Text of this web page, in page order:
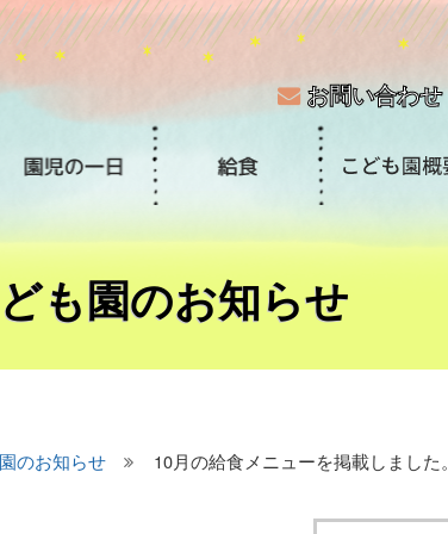
お問い合わせ
も園のお知らせ
のお知らせ 10月の給食メニューを掲載しました。